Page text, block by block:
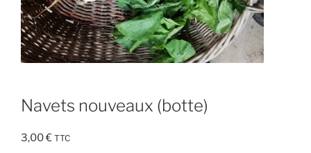
Navets nouveaux (botte)
3,00€ TTC